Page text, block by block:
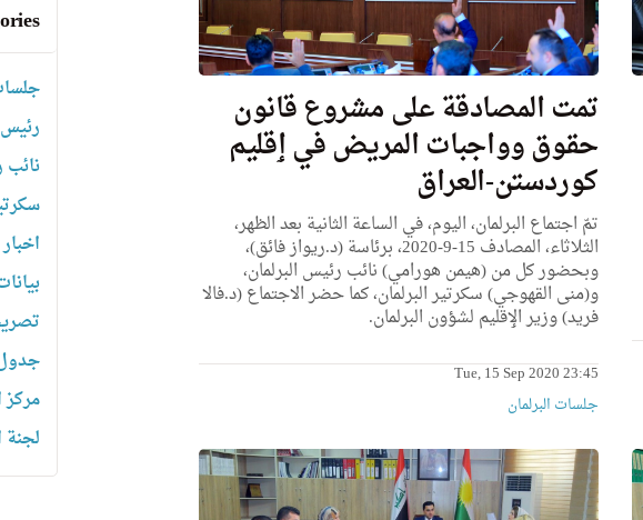
تمت المصادقة علی مشروع قانون
حقوق وواجبات المريض في ٳقليم
كوردستن-العراق
تمّ اجتماع البرلمان، اليوم، في الساعة الثانية بعد الظهر،
الثلاثاء، المصادف 15-9-2020، برئاسة (د.ريواز فائق)،
وبحضور كل من (هيمن هورامي) نائب رئيس البرلمان،
و(منى القهوجي) سكرتير البرلمان، كما حضر الاجتماع (د.فالا
فريد) وزير الٳقليم لشؤون البرلمان.
Tue, 15 Sep 2020 23:45
جلسات البرلمان
رئیس
نائب
لجنة